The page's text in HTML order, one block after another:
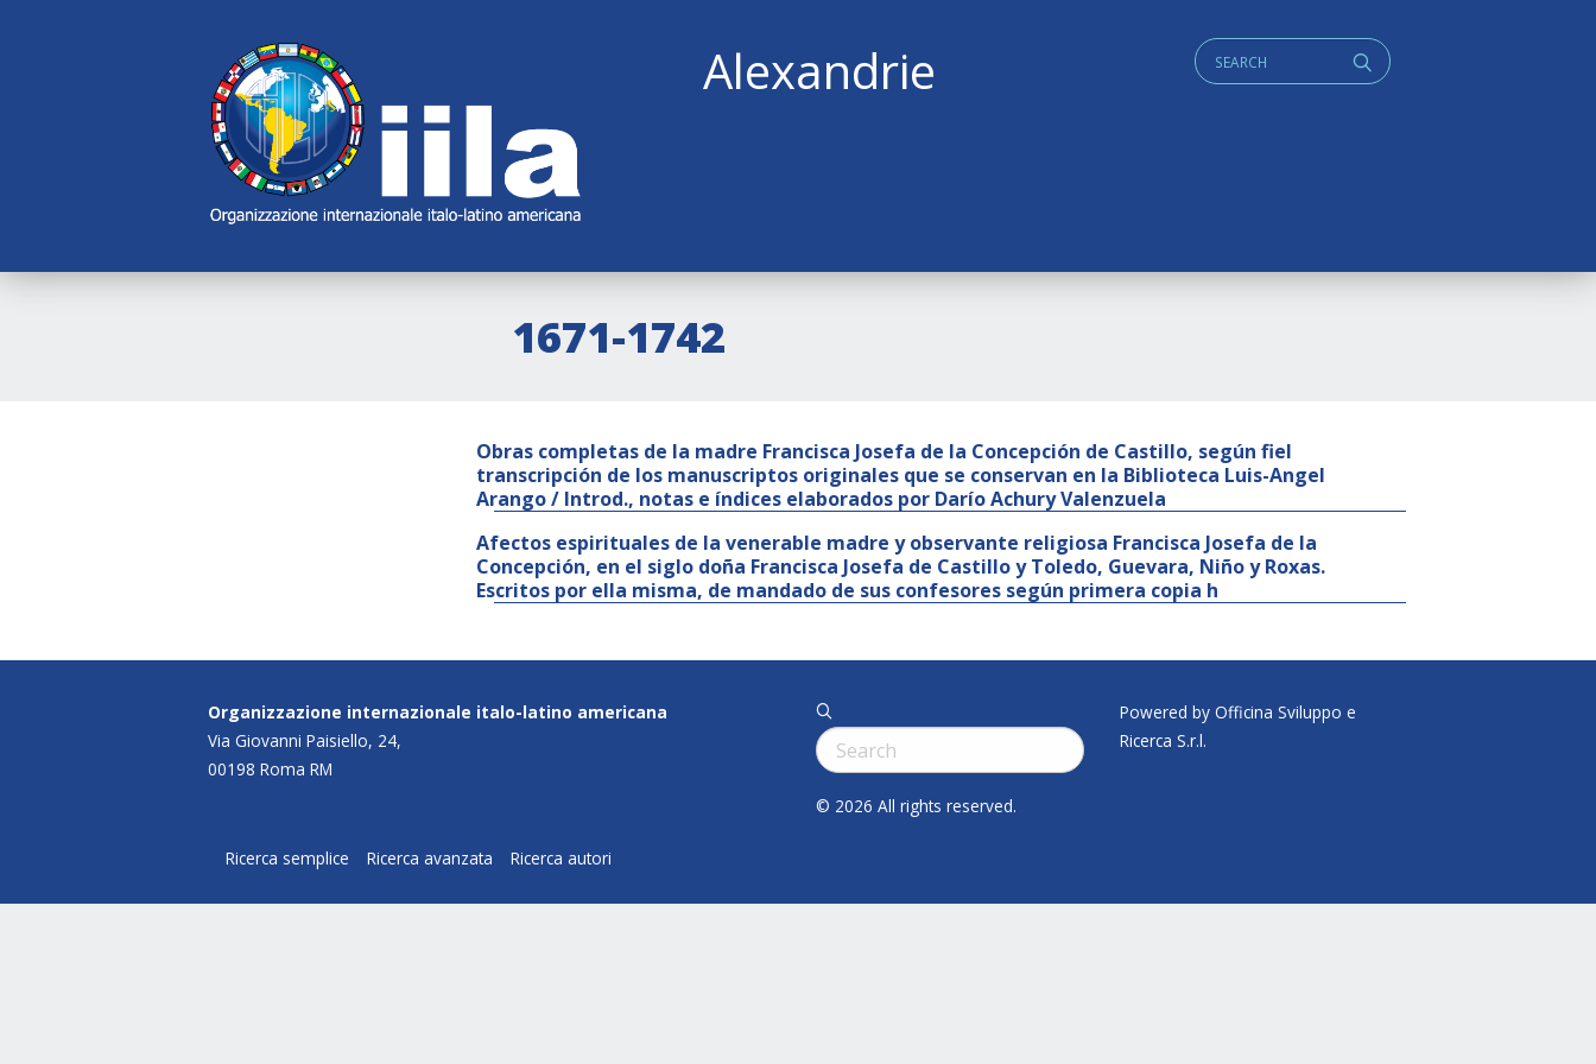
Alexandrie q
Cerca:
1671-1742
Obras completas de la madre Francisca Josefa de la Concepción de Castillo, según fiel
transcripción de los manuscriptos originales que se conservan en la Biblioteca Luis-Angel
Arango / Introd., notas e índices elaborados por Darío Achury Valenzuela
Afectos espirituales de la venerable madre y observante religiosa Francisca Josefa de la
Concepción, en el siglo doña Francisca Josefa de Castillo y Toledo, Guevara, Niño y Roxas.
Escritos por ella misma, de mandado de sus confesores según primera copia h
Organizzazione internazionale italo-latino americana
Via Giovanni Paisiello, 24,
00198 Roma RM
Ricerca semplice Ricerca avanzata Ricerca autori
q
Cerca:
© 2026 All rights reserved.
Powered by Officina Sviluppo e
Ricerca S.r.l.